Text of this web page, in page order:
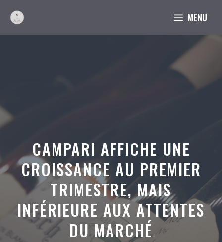
contenu
MENU
CAMPARI AFFICHE UNE
CROISSANCE AU PREMIER
TRIMESTRE, MAIS
INFÉRIEURE AUX ATTENTES
DU MARCHÉ